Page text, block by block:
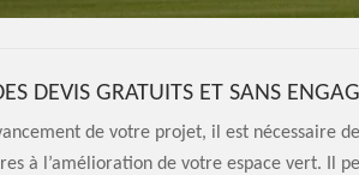
DEVIS GRATUITS ET SANS
de votre projet, il est nécessaire
à l’amélioration de votre espace vert. Il